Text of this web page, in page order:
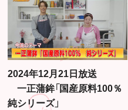
2024年12月21日放送
一正蒲鉾「国産原料100％
純シリーズ」